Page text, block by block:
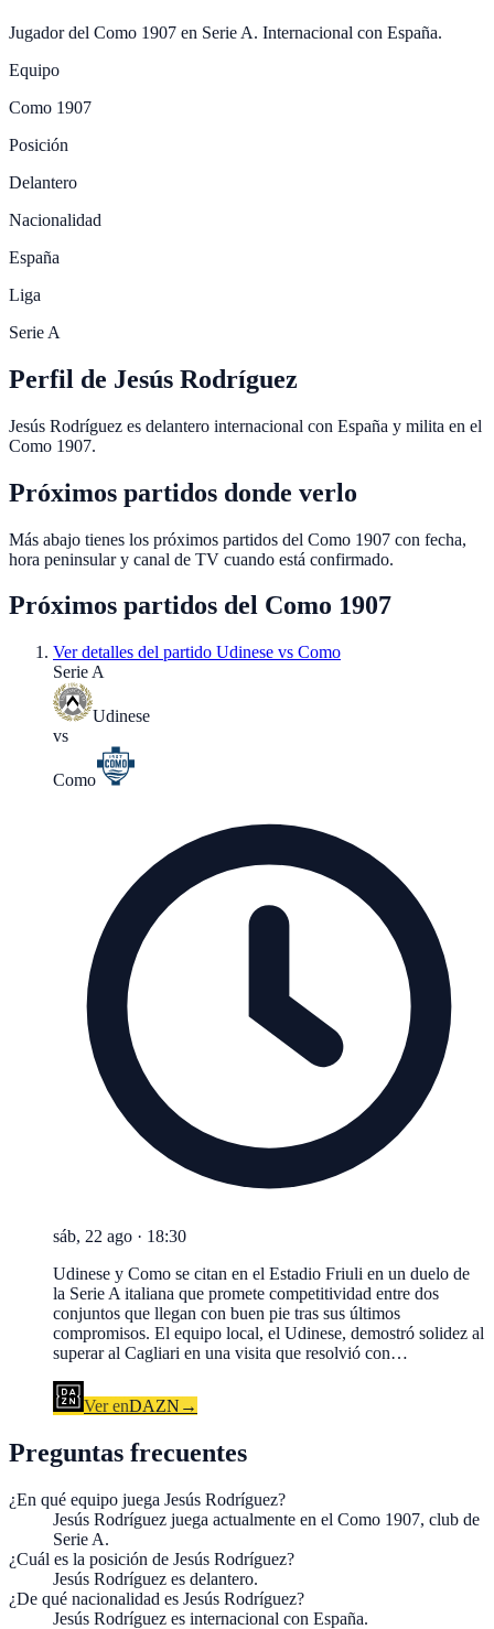
Jugador del Como 1907 en Serie A. Internacional con España.
Equipo
Como 1907
Posición
Delantero
Nacionalidad
España
Liga
Serie A
Perfil de Jesús Rodríguez
Jesús Rodríguez es delantero internacional con España y milita en el
Como 1907.
Próximos partidos donde verlo
Más abajo tienes los próximos partidos del Como 1907 con fecha,
hora peninsular y canal de TV cuando está confirmado.
Próximos partidos del Como 1907
Ver detalles del partido Udinese vs Como
Serie A
Udinese
vs
Como
sáb, 22 ago · 18:30
Udinese y Como se citan en el Estadio Friuli en un duelo de
la Serie A italiana que promete competitividad entre dos
conjuntos que llegan con buen pie tras sus últimos
compromisos. El equipo local, el Udinese, demostró solidez al
superar al Cagliari en una visita que resolvió con…
Ver enDAZN →
Preguntas frecuentes
¿En qué equipo juega Jesús Rodríguez?
Jesús Rodríguez juega actualmente en el Como 1907, club de
Serie A.
¿Cuál es la posición de Jesús Rodríguez?
Jesús Rodríguez es delantero.
¿De qué nacionalidad es Jesús Rodríguez?
Jesús Rodríguez es internacional con España.